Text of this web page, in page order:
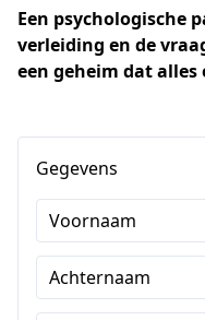
Een psychologische
verleiding en de
een geheim dat
Gegevens
Voornaam
Achternaam